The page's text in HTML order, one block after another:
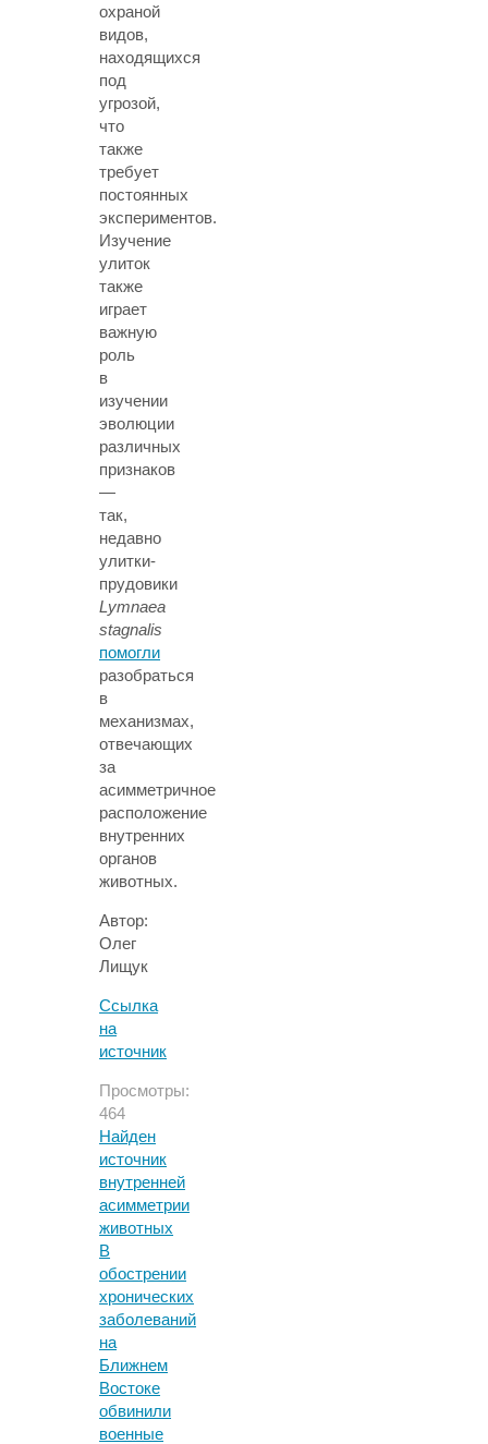
охраной
видов,
находящихся
под
угрозой,
что
также
требует
постоянных
экспериментов.
Изучение
улиток
также
играет
важную
роль
в
изучении
эволюции
различных
признаков
—
так,
недавно
улитки-
прудовики
Lymnaea
stagnalis
помогли
разобраться
в
механизмах,
отвечающих
за
асимметричное
расположение
внутренних
органов
животных.
Автор:
Олег
Лищук
Ссылка
на
источник
Просмотры:
464
Найден
источник
внутренней
асимметрии
животных
В
обострении
хронических
заболеваний
на
Ближнем
Востоке
обвинили
военные